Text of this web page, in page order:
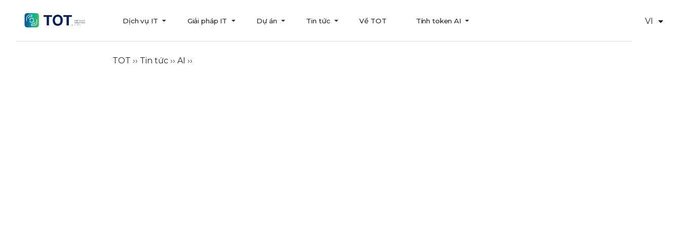
Dịch vụ IT Giải pháp IT Dự án Tin tức Về TOT Tính token AI VI
EN
TOT ›› Tin tức›› AI ››